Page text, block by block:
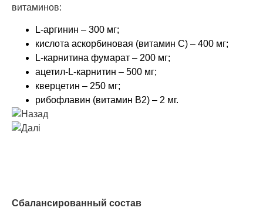
витаминов:
L-аргинин – 300 мг;
кислота аскорбиновая (витамин C) – 400 мг;
L-карнитина фумарат – 200 мг;
ацетил-L-карнитин – 500 мг;
кверцетин – 250 мг;
рибофлавин (витамин B2) – 2 мг.
Сбалансированный состав